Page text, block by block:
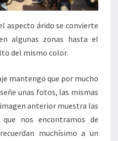
aspecto árido se convierte
algunas zonas hasta el
del mismo color.
mantengo que por mucho
unas fotos, las mismas
anterior muestra las
que nos encontramos de
muchísimo a un